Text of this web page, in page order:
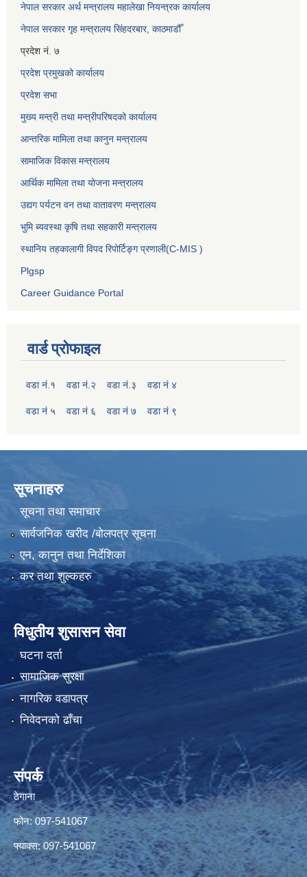
नेपाल सरकार अर्थ मन्त्रालय महालेखा नियन्त्रक कार्यालय
नेपाल सरकार गृह मन्त्रालय सिंहदरबार, काठमाडौँ
प्रदेश नं. ७
प्रदेश प्रमुखको कार्यालय
प्रदेश सभा
मुख्य मन्त्री तथा मन्त्रीपरिषदको कार्यालय
आन्तरिक मामिला तथा कानुन मन्त्रालय
सामाजिक विकास मन्त्रालय
आर्थिक मामिला तथा योजना मन्त्रालय
उद्यग पर्यटन वन तथा वातावरण मन्त्रालय
भुमि ब्यवस्था कृषि तथा सहकारी मन्त्रालय
स्थानिय तहकालागी विपद रिपोर्टिङ्ग प्रणाली(C-MIS )
Plgsp
Career Guidance Portal
वार्ड प्रोफाइल
वडा नं.१ वडा नं.२ वडा नं.३ वडा नं ४
वडा नं ५ वडा नं ६ वडा नं ७ वडा नं ९
सूचनाहरु
सूचना तथा समाचार
सार्वजनिक खरीद /बोलपत्र सूचना
एन, कानुन तथा निर्देशिका
कर तथा शुल्कहरु
विधुतीय शुसासन सेवा
घटना दर्ता
सामाजिक सुरक्षा
नागरिक वडापत्र
निवेदनको ढाँचा
संपर्क
ठेगाना
फोन: 097-541067
फ्याक्स: 097-541067